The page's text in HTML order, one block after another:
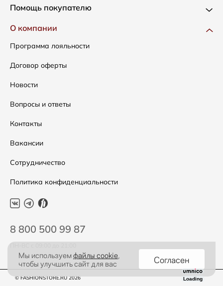
Новинки
Одежда
Сумки
Аксессуары
Распродажа
Подарочные сертификаты
Помощь покупателю
Доставка и оплата
Как оформить заказ
Условия возвратов
Таблица размеров
Уход за одеждой
О компании
Программа лояльности
Договор оферты
Новости
Вопросы и ответы
Контакты
Вакансии
Сотрудничество
Политика конфиденциальности
8 800 500 99 87
ПН-ВС с 09:00 до 21:00
© FASHIONSTORE.RU 2026
Мы используемфайлы cookie
чтобы улучшить сайт для вас Согласен
Loading